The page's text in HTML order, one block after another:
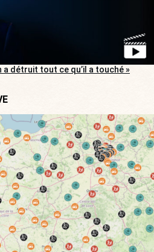
a détruit tout ce qu’il a touché »